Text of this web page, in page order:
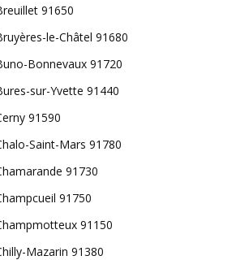
91650
le-Châtel 91680
Bonnevaux 91720
sur-Yvette 91440
91590
Saint-Mars 91780
91730
91750
91150
Mazarin 91380